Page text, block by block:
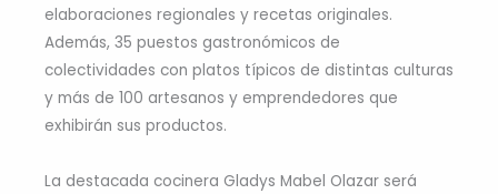
elaboraciones regionales y recetas originales.
Además, 35 puestos gastronómicos de
colectividades con platos típicos de distintas culturas
y más de 100 artesanos y emprendedores que
exhibirán sus productos.
La destacada cocinera Gladys Mabel Olazar será